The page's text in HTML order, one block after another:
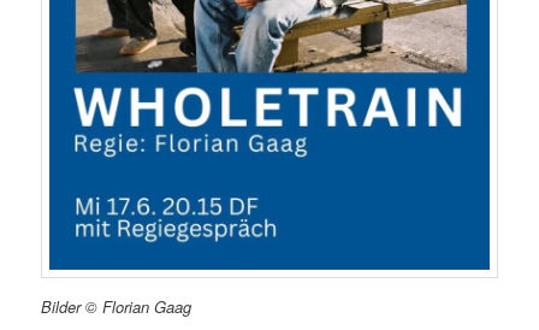
Bilder © Florian Gaag